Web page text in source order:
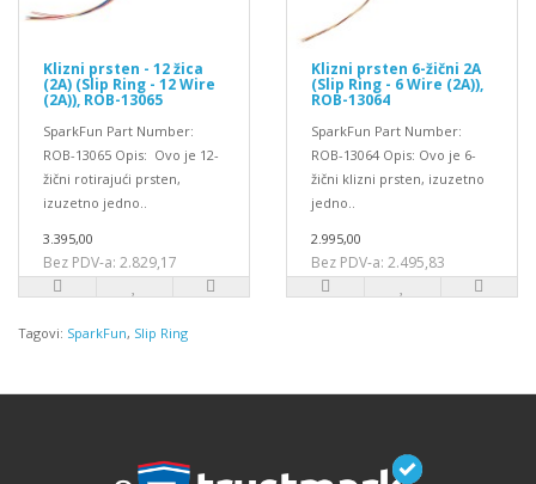
Klizni prsten - 12 žica
(2A) (Slip Ring - 12 Wire
(2A)), ROB-13065
SparkFun Part Number:
ROB-13065 Opis: Ovo je 12-
žični rotirajući prsten,
izuzetno jedno..
3.395,00
Bez PDV-a: 2.829,17
Klizni prsten 6-žični 2A
(Slip Ring - 6 Wire (2A)),
ROB-13064
SparkFun Part Number:
ROB-13064 Opis: Ovo je 6-
žični klizni prsten, izuzetno
jedno..
2.995,00
Bez PDV-a: 2.495,83
Tagovi: SparkFun, Slip Ring